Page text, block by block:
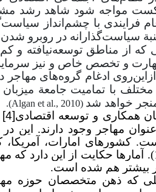
مواجه شود شاهد رشد
فرایندی با چشم‌انداز سیاست
سیاستگذارانه در روبرو
که از مناطق توسعه‌نیافته و کم
و تخصص خاص و نیز
ادغام گروههای مهاجر
با تمامیت جامعة
خواهد شد (
Algan et al., 2010
).
همکاری و توسعه اقتصادی[4]
کشورهای امارات، آمریکا،
آمارها حکایت از این دارد که
بیشتر هم شده است.
که ذهن متخصصان حوزه